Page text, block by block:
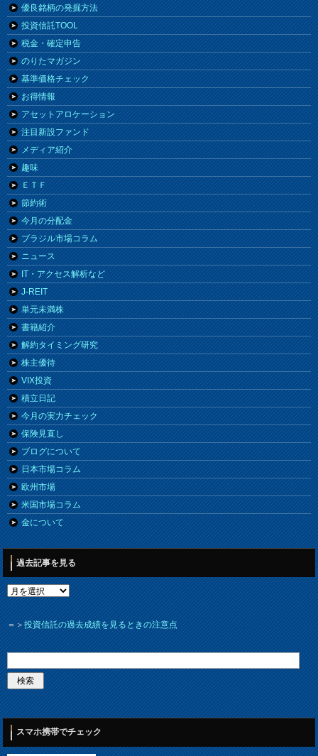
優良銘柄の発掘方法
投資信託TOOL
税金・確定申告
のりたマガジン
基準価格チェック
お得情報
アセットアロケーション
注目新設ファンド
メディア紹介
趣味
ＥＴＦ
節約術
今月の分配金
ブラジル市場コラム
ニュース
IT・アクセス解析など
J-REIT
単元未満株
書籍紹介
解約タイミング研究
株主優待
VIX投資
積立日記
今月の実力チェック
保険見直し
ブログについて
日本市場コラム
欧州市場
米国市場コラム
金について
過去記事を見る
＝＞投資信託の過去成績を見るときの注意点
スマホ携帯でチェック